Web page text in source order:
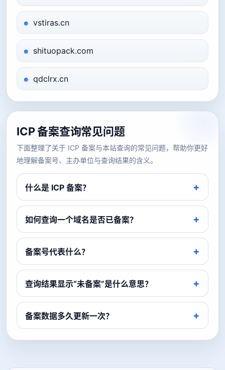
vstiras.cn
shituopack.com
qdclrx.cn
ICP 备案查询常见问题
下面整理了关于 ICP 备案与本站查询的常见问题，帮助你更好
地理解备案号、主办单位与查询结果的含义。
什么是 ICP 备案？
如何查询一个域名是否已备案？
备案号代表什么？
查询结果显示“未备案”是什么意思？
备案数据多久更新一次？